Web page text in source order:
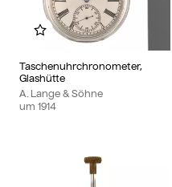
Taschenuhrchronometer,
Glashütte
A. Lange & Söhne
um 1914
Zu meinem Album